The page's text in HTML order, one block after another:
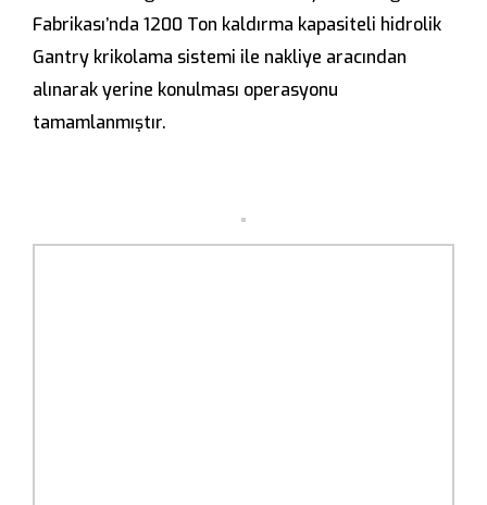
Fabrikası’nda 1200 Ton kaldırma kapasiteli hidrolik
Gantry krikolama sistemi ile nakliye aracından
alınarak yerine konulması operasyonu
tamamlanmıştır.